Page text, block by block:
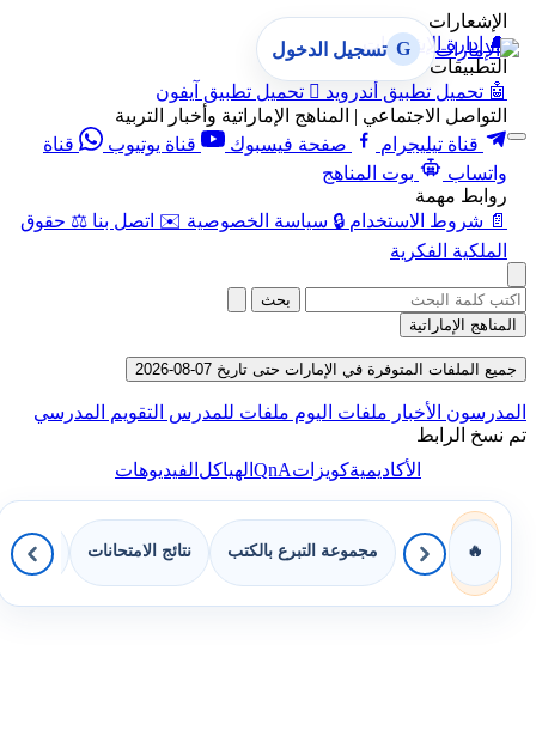
الإشعارات
🔔 إدارة الإشعارات
التطبيقات
🤖 تحميل تطبيق أندرويد  تحميل تطبيق آيفون
التواصل الاجتماعي | المناهج الإماراتية وأخبار التربية
قناة تيليجرام
صفحة فيسبوك قناة يوتيوب
قناة
واتساب
بوت المناهج
روابط مهمة
📄 شروط الاستخدام 🔒 سياسة الخصوصية ✉️ اتصل بنا ⚖️ حقوق
الملكية الفكرية
G تسجيل الدخول
بحث
المناهج الإماراتية
جميع الملفات المتوفرة في الإمارات حتى تاريخ 07-08-2026
المدرسون الأخبار ملفات اليوم ملفات للمدرس التقويم المدرسي
تم نسخ الرابط
الأكاديميةكويزاتQnAالهياكلالفيديوهات
🔥 مجموعة التبرع بالكتب نتائج الامتحانات